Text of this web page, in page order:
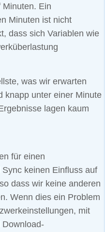
Minuten. Ein
Minuten ist nicht
dass sich Variablen wie
was wir erwarten
knapp unter einer Minute
lagen kaum
für einen
keinen Einfluss auf
dass wir keine anderen
Wenn dies ein Problem
mit